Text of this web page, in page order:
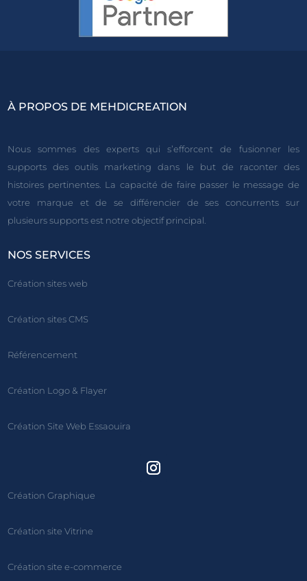
À PROPOS DE MEHDICREATION
Nous sommes des experts qui s’efforcent de fusionner les
supports des outils marketing dans le but de raconter des
histoires pertinentes. La capacité de faire passer le message de
votre marque et de se différencier de ses concurrents sur
plusieurs supports est notre objectif principal.
NOS SERVICES
Création sites web
Création sites CMS
Référencement
Création Logo & Flayer
Création Site Web Essaouira
Création Graphique
Création site Vitrine
Création site e-commerce